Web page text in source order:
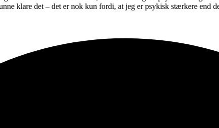
klare det – det er nok kun fordi, at jeg er psykisk stærkere end